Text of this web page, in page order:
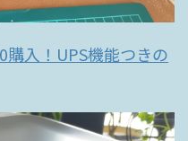
購入！UPS機能つきの